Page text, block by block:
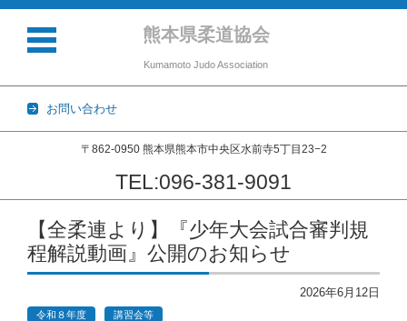
熊本県柔道協会
Kumamoto Judo Association
お問い合わせ
〒862-0950 熊本県熊本市中央区水前寺5丁目23−2
TEL:096-381-9091
コンテンツに移動
【全柔連より】『少年大会試合審判規
程解説動画』公開のお知らせ
2026年6月12日
令和８年度 講習会等